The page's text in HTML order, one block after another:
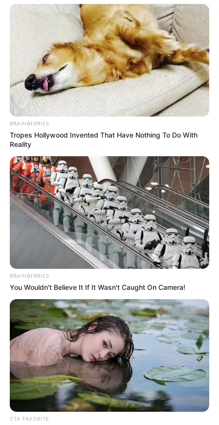
BRAINBERRIES
Tropes Hollywood Invented That Have Nothing To Do With
Reality
BRAINBERRIES
You Wouldn't Believe It If It Wasn't Caught On Camera!
CTA FAVORITE